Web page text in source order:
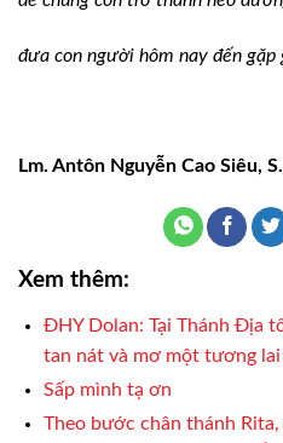
đưa con người hôm nay đến gặp
Lm. Antôn Nguyễn Cao Siêu,
Xem thêm:
ĐHY Dolan: Tại Thánh Địa
tan nát và mơ một tương
Sấp mình tạ ơn
Theo bước chân thánh